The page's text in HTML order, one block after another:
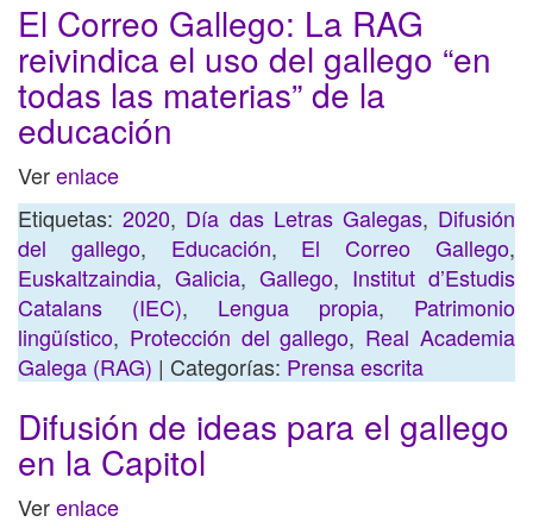
El Correo Gallego: La RAG
reivindica el uso del gallego “en
todas las materias” de la
educación
Verenlace
Etiquetas:2020, Día das Letras Galegas, Difusión
del gallego, Educación, El Correo Gallego,
Euskaltzaindia, Galicia, Gallego, Institut d’Estudis
Catalans (IEC), Lengua propia, Patrimonio
lingüístico, Protección del gallego, Real Academia
Galega (RAG) | Categorías: Prensa escrita
Difusión de ideas para el gallego
en la Capitol
Verenlace